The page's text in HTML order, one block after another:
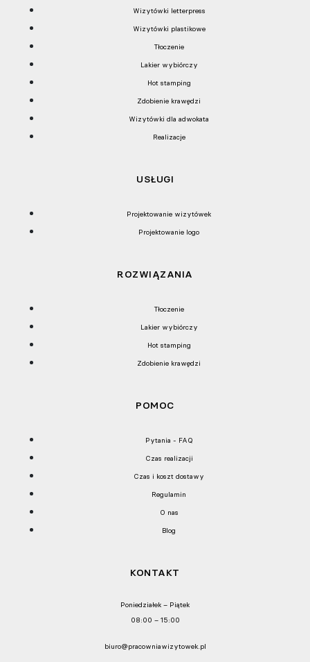
Wizytówki letterpress
Wizytówki plastikowe
Tłoczenie
Lakier wybiórczy
Hot stamping
Zdobienie krawędzi
Wizytówki dla adwokata
Realizacje
USŁUGI
Projektowanie wizytówek
Projektowanie logo
ROZWIĄZANIA
Tłoczenie
Lakier wybiórczy
Hot stamping
Zdobienie krawędzi
POMOC
Pytania - FAQ
Czas realizacji
Czas i koszt dostawy
Regulamin
O nas
Blog
KONTAKT
Poniedziałek – Piątek
08:00 – 15:00
biuro@pracowniawizytowek.pl